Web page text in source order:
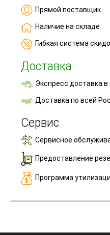
Прямой поставщик
Наличие на складе
Гибкая система
Доставка
Экспресс доставка
Доставка по всей
Сервис
Сервисное
Предоставление
Программа